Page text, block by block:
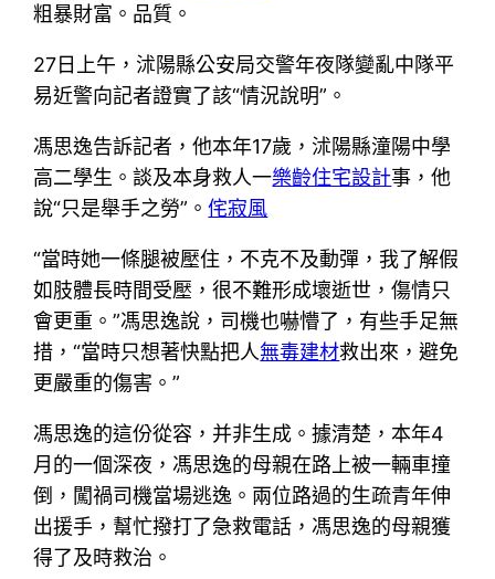
粗暴財富。品質。
27日上午，沭陽縣公安局交警年夜隊變亂中隊平
易近警向記者證實了該“情況說明”。
馮思逸告訴記者，他本年17歲，沭陽縣潼陽中學
高二學生。談及本身救人一樂齡住宅設計事，他
說“只是舉手之勞”。侘寂風
“當時她一條腿被壓住，不克不及動彈，我了解假
如肢體長時間受壓，很不難形成壞逝世，傷情只
會更重。”馮思逸說，司機也嚇懵了，有些手足無
措，“當時只想著快點把人無毒建材救出來，避免
更嚴重的傷害。”
馮思逸的這份從容，并非生成。據清楚，本年4
月的一個深夜，馮思逸的母親在路上被一輛車撞
倒，闖禍司機當場逃逸。兩位路過的生疏青年伸
出援手，幫忙撥打了急救電話，馮思逸的母親獲
得了及時救治。